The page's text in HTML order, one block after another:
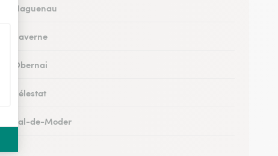
à Haguenau
à Saverne
à Obernai
à Sélestat
à Val-de-Moder
à Lingolsheim